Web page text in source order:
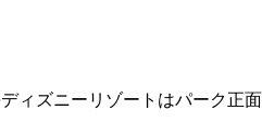
ィズニーリゾートはパーク正